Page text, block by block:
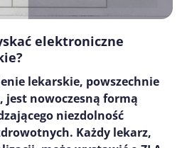
elektroniczne
lekarskie, powszechnie
jest nowoczesną formą
niezdolność
Każdy lekarz,